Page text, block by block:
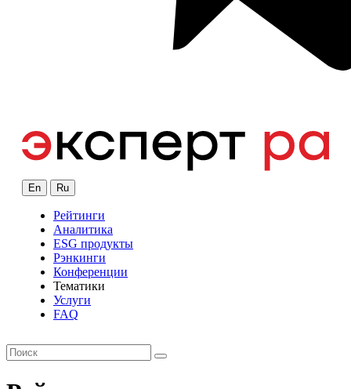
En Ru
Рейтинги
Аналитика
ESG продукты
Рэнкинги
Конференции
Тематики
Услуги
FAQ